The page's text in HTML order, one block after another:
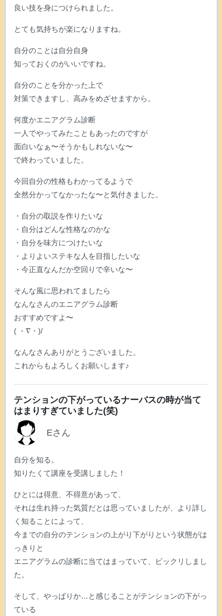
良い技を身につけられました。
とても気持ちが楽になりますね。
自分のことは自分自身
知っておくのがいいですね。
自分のことを分かった上で
対策できますし、高みをめざせますから。
何度かエニアグラム診断
一人でやってみたこともあったのですが
面白いなぁ〜そうかもしれないな〜
で終わっていました。
今回自分の性格もわかってるようで
全然分かってなかったな〜と気付きました。
・自分の取説を作りたいな
・自分はどんな性格なのかな
・自分を味方につけたいな
・よりよいステキな人を目指したいな
・今正直なんだか空回りで辛いな〜
そんな風に思われてましたら
なんなさんのエニアグラム診断
おすすめですよ〜
( ・∇・)/
なんなさんありがとうございました。
これからもよろしくお願いします♪
テンションの下がっているナーバスの時が当て
はまりすぎていました(笑)
Eさん
自分を知る。
知りたくて講座を受講しました！
ひとには得意、不得意があって、
それは生れ持った気質だとは思っていましたが、より詳し
く知ることによって、
今までの自分のテンションの上がり下がりという状態がは
っきりと
エニアグラムの診断に当てはまっていて、ビックリしまし
た。
そして、やっぱりか…と感じることがテンションの下がっ
ている